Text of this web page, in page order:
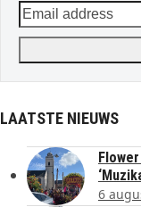
Email
address
LAATSTE NIEUWS
6